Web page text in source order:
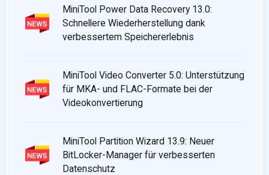
MiniTool Power Data Recovery 13.0:
Schnellere Wiederherstellung dank
verbessertem Speichererlebnis
MiniTool Video Converter 5.0: Unterstützung
für MKA- und FLAC-Formate bei der
Videokonvertierung
MiniTool Partition Wizard 13.9: Neuer
BitLocker-Manager für verbesserten
Datenschutz